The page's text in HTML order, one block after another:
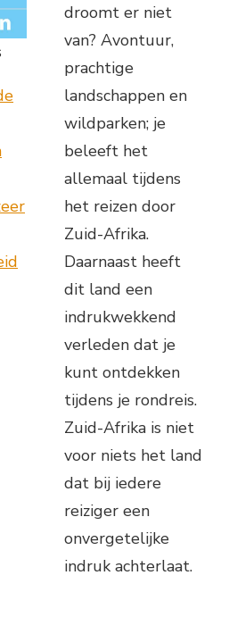
droomt er niet
van? Avontuur,
prachtige
landschappen en
wildparken; je
beleeft het
allemaal tijdens
het reizen door
Zuid-Afrika.
Daarnaast heeft
dit land een
indrukwekkend
verleden dat je
kunt ontdekken
tijdens je rondreis.
Zuid-Afrika is niet
voor niets het land
dat bij iedere
reiziger een
onvergetelijke
indruk achterlaat.